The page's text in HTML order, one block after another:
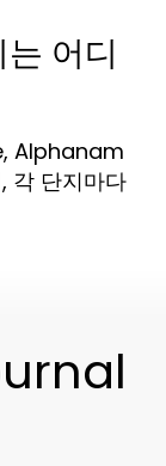
어디
Alphanam
각 단지마다